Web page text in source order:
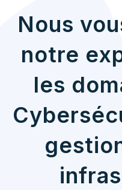
Nous
notre
les